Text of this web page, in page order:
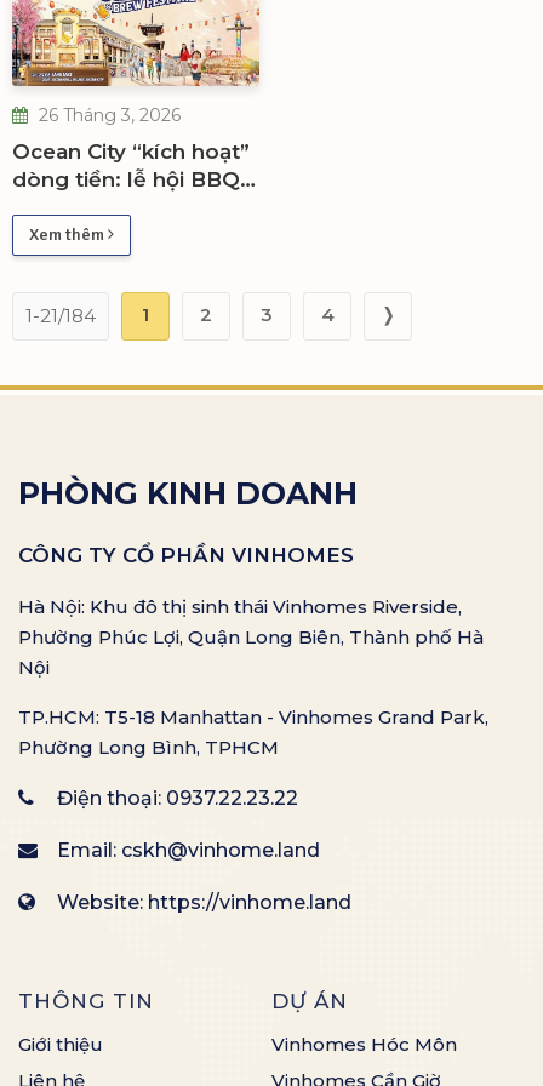
26 Tháng 3, 2026
Ocean City “kích hoạt”
dòng tiền: lễ hội BBQ
động sản tăng trưởng
Xem thêm
1-21/184 1 2 3 4 ❭
PHÒNG KINH DOANH
CÔNG TY CỔ PHẦN VINHOMES
Hà Nội: Khu đô thị sinh thái Vinhomes Riverside,
Phường Phúc Lợi, Quận Long Biên, Thành phố Hà
Nội
TP.HCM: T5-18 Manhattan - Vinhomes Grand Park,
Phường Long Bình, TPHCM
Điện thoại: 0937.22.23.22
Email: cskh@vinhome.land
Website: https://vinhome.land
THÔNG TIN
Giới thiệu
Liên hệ
DỰ ÁN
Vinhomes Hóc Môn
Vinhomes Cần Giờ